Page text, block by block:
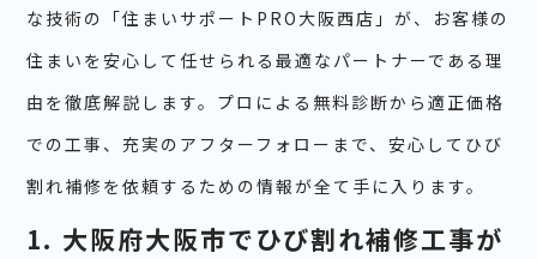
な技術の「住まいサポートPRO大阪西店」が、お客様の
住まいを安心して任せられる最適なパートナーである理
由を徹底解説します。プロによる無料診断から適正価格
での工事、充実のアフターフォローまで、安心してひび
割れ補修を依頼するための情報が全て手に入ります。
1. 大阪府大阪市でひび割れ補修工事が